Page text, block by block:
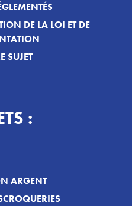
DE LA LOI ET DE
SUJET
:
ARGENT